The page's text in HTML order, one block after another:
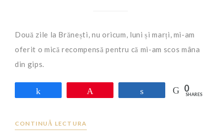
Două zile la Brănești, nu oricum, luni și marți, mi-am
oferit o mică recompensă pentru că mi-am scos mâna
din gips.
0
SHARES
CONTINUĂ LECTURA